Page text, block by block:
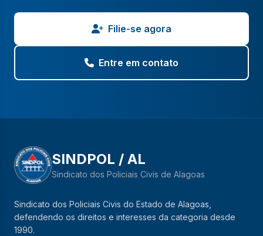
Filie-se agora
Entre em contato
SINDPOL / AL
Sindicato dos Policiais Civis de Alagoas
Sindicato dos Policiais Civis do Estado de Alagoas,
defendendo os direitos e interesses da categoria desde
1990.